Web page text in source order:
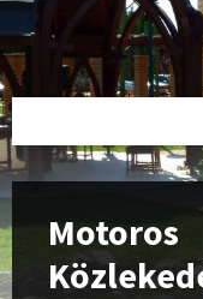
Motoros